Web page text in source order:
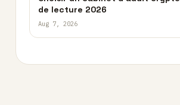
de lecture 2026
Aug 7, 2026